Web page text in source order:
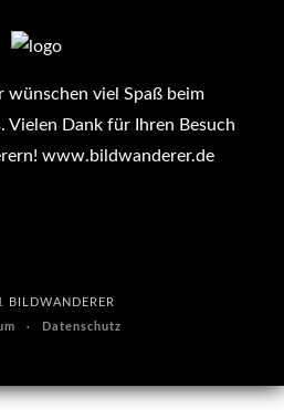
wünschen viel Spaß beim
Vielen Dank für Ihren Besuch
www.bildwanderer.de
BILDWANDERER
Datenschutz